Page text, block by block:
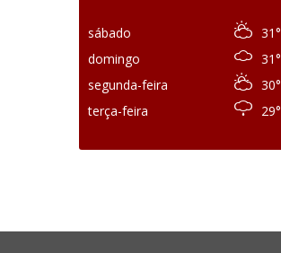
sábado 31°
domingo
31°
segunda-feira
30°
terça-feira
29°